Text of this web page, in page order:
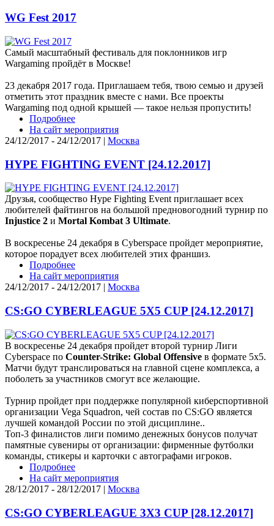
WG Fest 2017
Самый масштабный фестиваль для поклонников игр
Wargaming пройдёт в Москве!
23 декабря 2017 года. Приглашаем тебя, твою семью и друзей
отметить этот праздник вместе с нами. Все проекты
Wargaming под одной крышей — такое нельзя пропустить!
Подробнее
На сайт мероприятия
24/12/2017 - 24/12/2017 | Москва
HYPE FIGHTING EVENT [24.12.2017]
Друзья, сообщество Hype Fighting Event приглашает всех
любителей файтингов на большой предновогодний турнир по
Injustice 2 и Mortal Kombat 3 Ultimate.
В воскресенье 24 декабря в Cyberspace пройдет мероприятие,
которое порадует всех любителей этих франшиз.
Подробнее
На сайт мероприятия
24/12/2017 - 24/12/2017 | Москва
CS:GO CYBERLEAGUE 5X5 CUP [24.12.2017]
В воскресенье 24 декабря пройдет второй турнир Лиги
Cyberspace по Counter-Strike: Global Offensive в формате 5х5.
Матчи будут транслироваться на главной сцене комплекса, а
поболеть за участников смогут все желающие.
Турнир пройдет при поддержке популярной киберспортивной
организации Vega Squadron, чей состав по CS:GO является
лучшей командой России по этой дисциплине..
Топ-3 финалистов лиги помимо денежных бонусов получат
памятные сувениры от организации: фирменные футболки
команды, стикеры и карточки с автографами игроков.
Подробнее
На сайт мероприятия
28/12/2017 - 28/12/2017 | Москва
CS:GO CYBERLEAGUE 3X3 CUP [28.12.2017]